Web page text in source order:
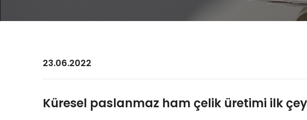
23.06.2022
Küresel paslanmaz ham çelik üretimi ilk